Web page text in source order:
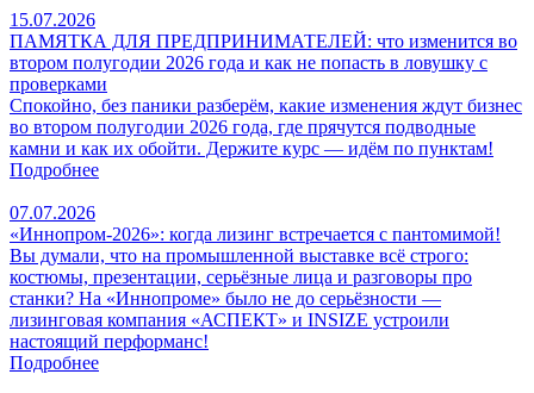
15.07.2026
ПАМЯТКА ДЛЯ ПРЕДПРИНИМАТЕЛЕЙ: что изменится во
втором полугодии 2026 года и как не попасть в ловушку с
проверками
Спокойно, без паники разберём, какие изменения ждут бизнес
во втором полугодии 2026 года, где прячутся подводные
камни и как их обойти. Держите курс — идём по пунктам!
Подробнее
07.07.2026
«Иннопром-2026»: когда лизинг встречается с пантомимой!
Вы думали, что на промышленной выставке всё строго:
костюмы, презентации, серьёзные лица и разговоры про
станки? На «Иннопроме» было не до серьёзности —
лизинговая компания «АСПЕКТ» и INSIZE устроили
настоящий перформанс!
Подробнее